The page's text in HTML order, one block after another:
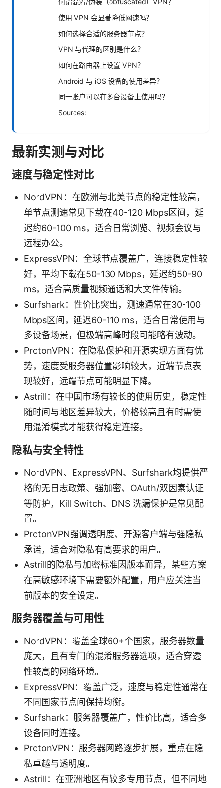
使用 VPN 会显著降低网速吗？
如何选择合适的服务器节点？
VPN 与代理的区别是什么？
如何在路由器上设置 VPN？
Android 与 iOS 设备的使用差异？
同一账户可以在多台设备上使用吗？
Sources:
最新实测与对比
速度与稳定性对比
NordVPN：在欧洲与北美节点的稳定性较高，
单节点测速常见下载在40-120 Mbps区间，延
迟约60-100 ms，适合日常浏览、视频会议与
远程办公。
ExpressVPN：全球节点覆盖广，连接稳定性较
好，平均下载在50-130 Mbps，延迟约50-90
ms，适合高质量视频通话和大文件传输。
Surfshark：性价比突出，测速通常在30-100
Mbps区间，延迟60-110 ms，适合日常使用与
多设备场景，但极端高峰时段可能略有波动。
ProtonVPN：在隐私保护和开源实现方面有优
势，速度受服务器位置影响较大，近端节点表
现较好，远端节点可能明显下降。
Astrill：在中国市场有较长的使用历史，稳定性
随时间与地区差异较大，价格较高且有时需使
用混淆模式才能获得稳定连接。
隐私与安全特性
NordVPN、ExpressVPN、Surfshark均提供严
格的无日志政策、强加密、OAuth/双因素认证
等防护，Kill Switch、DNS 洗漏保护是常见配
置。
ProtonVPN强调透明度、开源客户端与强隐私
承诺，适合对隐私有高要求的用户。
Astrill的隐私与加密标准因版本而异，某些方案
在高敏感环境下需要额外配置，用户应关注当
前版本的安全设定。
服务器覆盖与可用性
NordVPN：覆盖全球60+个国家，服务器数量
庞大，且有专门的混淆服务器选项，适合穿透
性较高的网络环境。
ExpressVPN：覆盖广泛，速度与稳定性通常在
不同国家节点间保持均衡。
Surfshark：服务器覆盖广，性价比高，适合多
设备同时连接。
ProtonVPN：服务器网路逐步扩展，重点在隐
私卓越与透明度。
Astrill：在亚洲地区有较多专用节点，但不同地